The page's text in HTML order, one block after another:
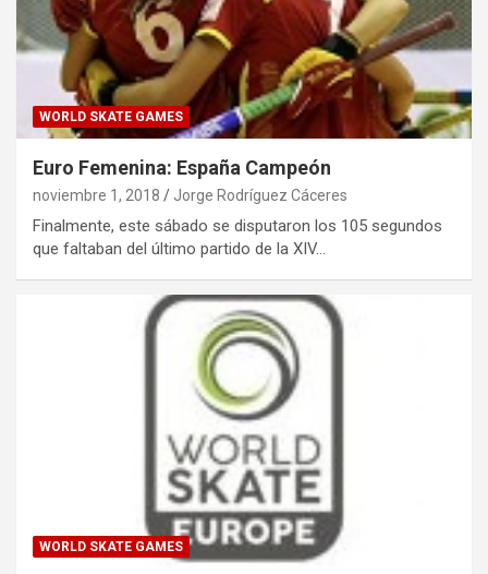
WORLD SKATE GAMES
Euro Femenina: España Campeón
noviembre 1, 2018 Jorge Rodríguez Cáceres
Finalmente, este sábado se disputaron los 105 segundos
que faltaban del último partido de la XIV…
WORLD SKATE GAMES